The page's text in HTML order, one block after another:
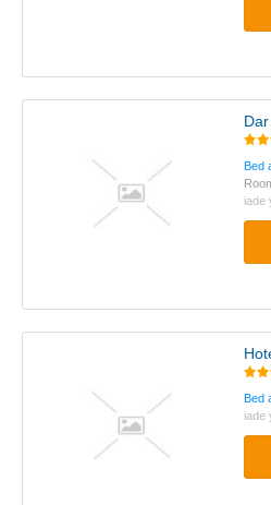
Bed
iade
Bed
iade